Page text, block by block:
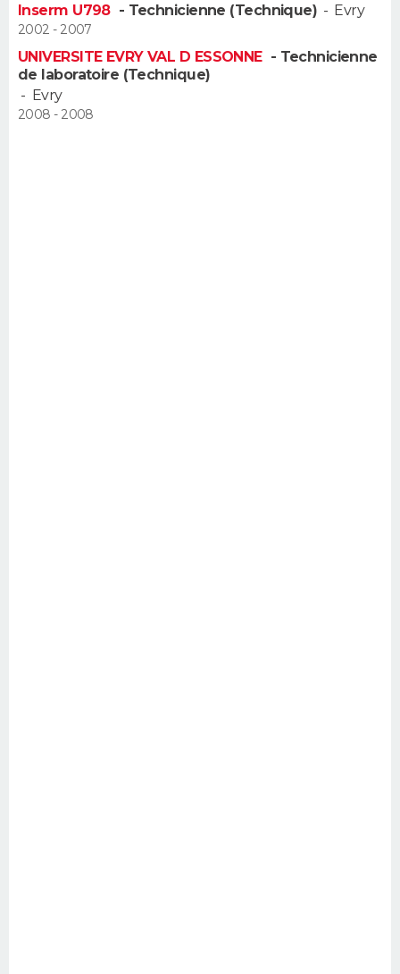
Inserm U798 - Technicienne (Technique) - Evry
2002 - 2007
UNIVERSITE EVRY VAL D ESSONNE - Technicienne
de laboratoire (Technique)
- Evry
2008 - 2008